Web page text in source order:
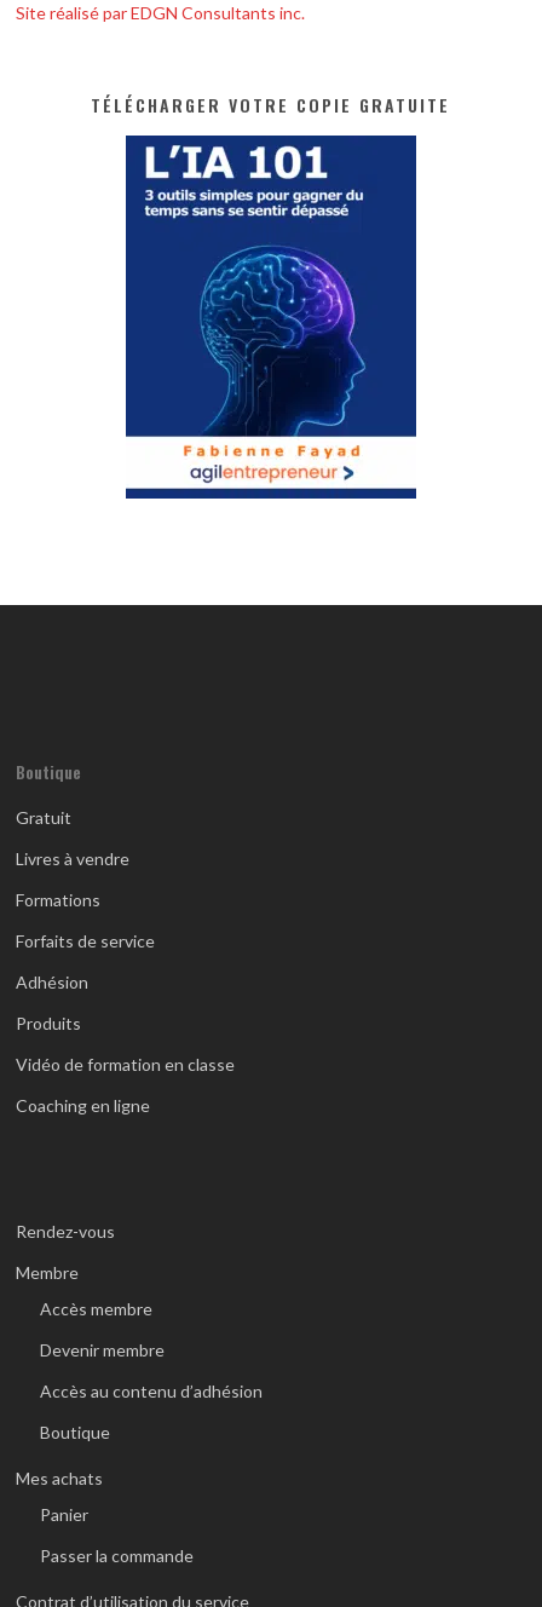
Site réalisé par EDGN Consultants inc.
TÉLÉCHARGER VOTRE COPIE GRATUITE
Boutique
Gratuit
Livres à vendre
Formations
Forfaits de service
Adhésion
Produits
Vidéo de formation en classe
Coaching en ligne
Rendez-vous
Membre
Accès membre
Devenir membre
Accès au contenu d’adhésion
Boutique
Mes achats
Panier
Passer la commande
Contrat d’utilisation du service